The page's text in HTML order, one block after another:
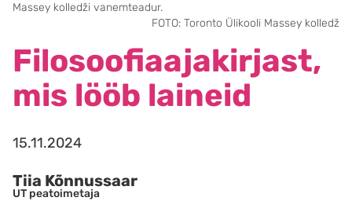
Massey kolledži vanemteadur.
FOTO: Toronto Ülikooli Massey kolledž
Filosoofiaajakirjast,
mis lööb laineid
15.11.2024
Tiia Kõnnussaar
UT peatoimetaja